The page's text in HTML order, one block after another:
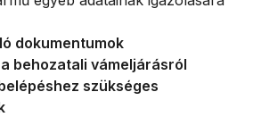
dokumentumok
behozatali vámeljárásról
szükséges